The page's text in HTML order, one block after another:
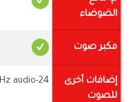
الضوضاء
مكبر صوت
إضافات أخرى
للصوت
24-bit/192kHz audio